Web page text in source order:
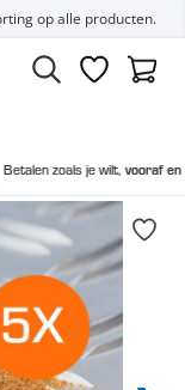
op alle producten.
Verlanglijst
vooraf en achteraf